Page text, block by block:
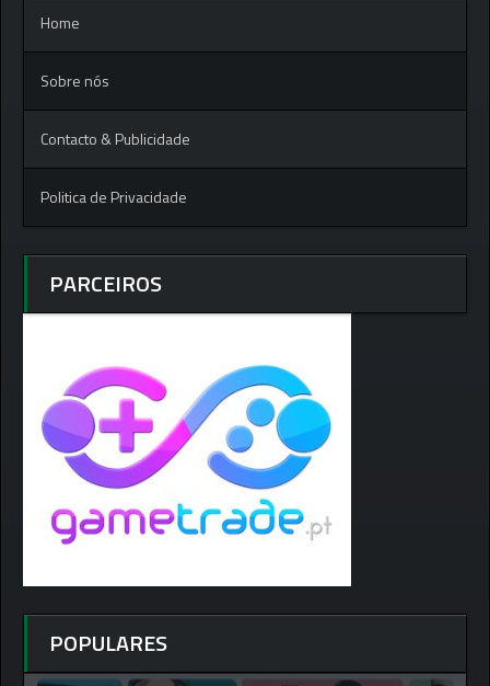
Home
Sobre nós
Contacto & Publicidade
Politica de Privacidade
PARCEIROS
POPULARES